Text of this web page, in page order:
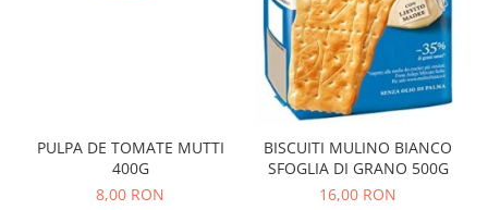
PULPA DE TOMATE MUTTI
400G
8,00 RON
BISCUITI MULINO BIANCO
SFOGLIA DI GRANO 500G
16,00 RON